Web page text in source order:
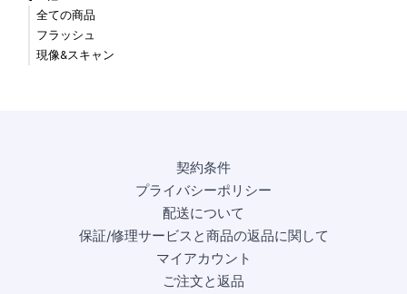
全ての商品
フラッシュ
現像&スキャン
契約条件
プライバシーポリシー
配送について
保証/修理サービスと商品の返品に関して
マイアカウント
ご注文と返品